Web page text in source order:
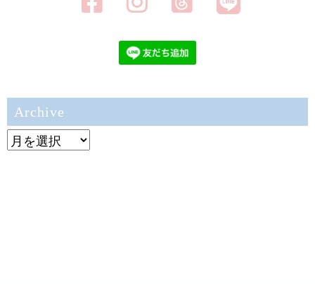
Archive
Archive